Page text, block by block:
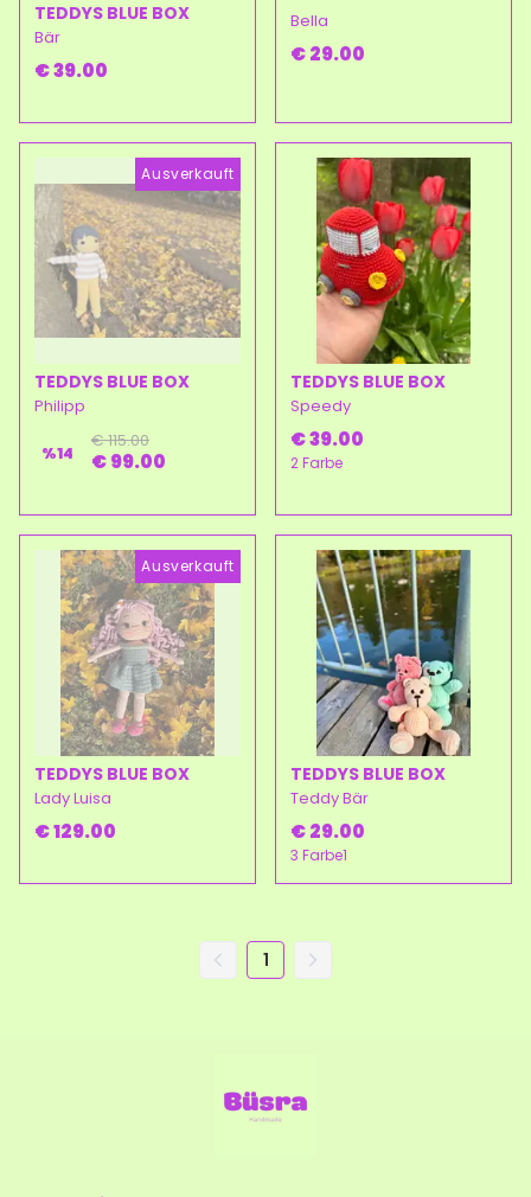
TEDDYS BLUE BOX
Bär
€ 39.00
Bella
€ 29.00
Ausverkauft
TEDDYS BLUE BOX
Philipp
%14
€ 115.00
€ 99.00
TEDDYS BLUE BOX
Speedy
€ 39.00
2 Farbe
Ausverkauft
TEDDYS BLUE BOX
Lady Luisa
€ 129.00
TEDDYS BLUE BOX
Teddy Bär
€ 29.00
3 Farbe1
1